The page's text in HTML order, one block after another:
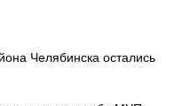
Челябинска остались